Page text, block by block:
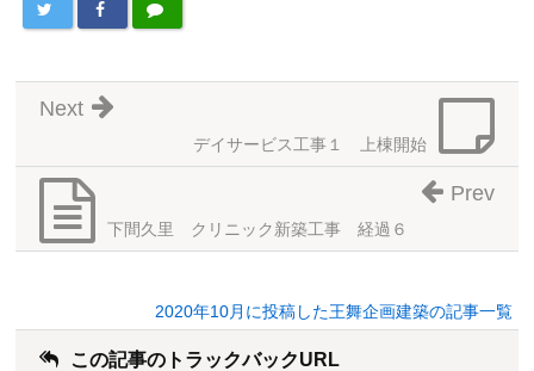
デイサービス工事１ 上棟開始
Next
下間久里 クリニック新築工事 経過６
Prev
2020年10月に投稿した王舞企画建築の記事一覧
この記事のトラックバックURL